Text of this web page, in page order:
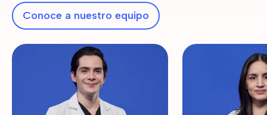
Conoce a nuestro equipo